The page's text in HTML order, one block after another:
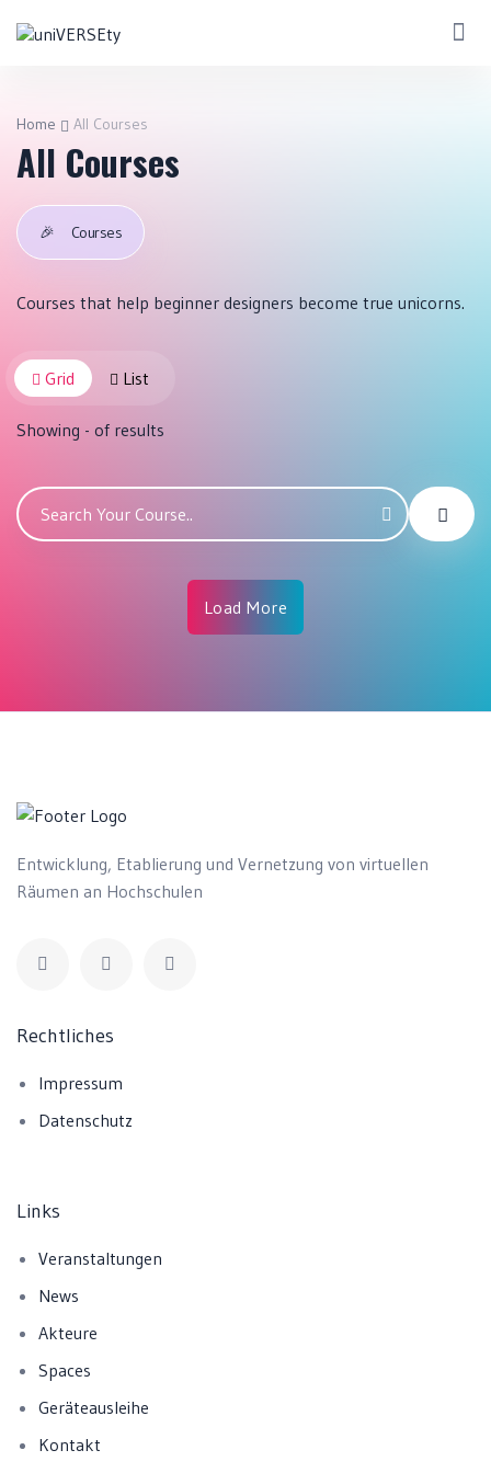
Home All Courses
All Courses
🎉 Courses
Courses that help beginner designers become true unicorns.
Grid List
Showing - of results
Load More
Entwicklung, Etablierung und Vernetzung von virtuellen
Räumen an Hochschulen
Rechtliches
Impressum
Datenschutz
Links
Veranstaltungen
News
Akteure
Spaces
Geräteausleihe
Kontakt